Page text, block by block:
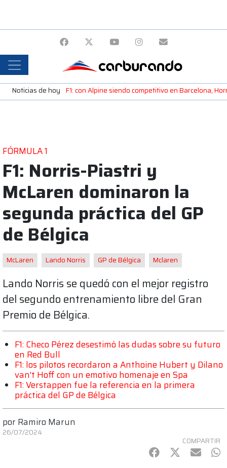
Noticias de hoy F1: con Alpine siendo competitivo en Barcelona,
FÓRMULA 1
F1: Norris-Piastri y
McLaren dominaron la
segunda práctica del GP
de Bélgica
McLaren Lando Norris GP de Bélgica Mclaren
Lando Norris se quedó con el mejor registro
del segundo entrenamiento libre del Gran
Premio de Bélgica.
F1: Checo Pérez desestimó las dudas sobre su futuro
en Red Bull
F1: los pilotos recordaron a Anthoine Hubert y Dilano
van't Hoff con un emotivo homenaje en Spa
F1: Verstappen fue la referencia en la primera
práctica del GP de Bélgica
por Ramiro Marun
26/07/2024
COMPARTIR
Facebook
Twitter
mail